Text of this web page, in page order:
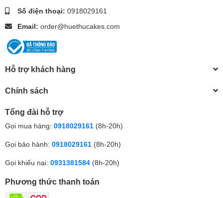
Số điện thoại: 0918029161
Email: order@huethucakes.com
Hỗ trợ khách hàng
Chính sách
Tổng đài hỗ trợ
Gọi mua hàng: 0918029161 (8h-20h)
Gọi bảo hành: 0918029161 (8h-20h)
Gọi khiếu nại: 0931381584 (8h-20h)
Phương thức thanh toán